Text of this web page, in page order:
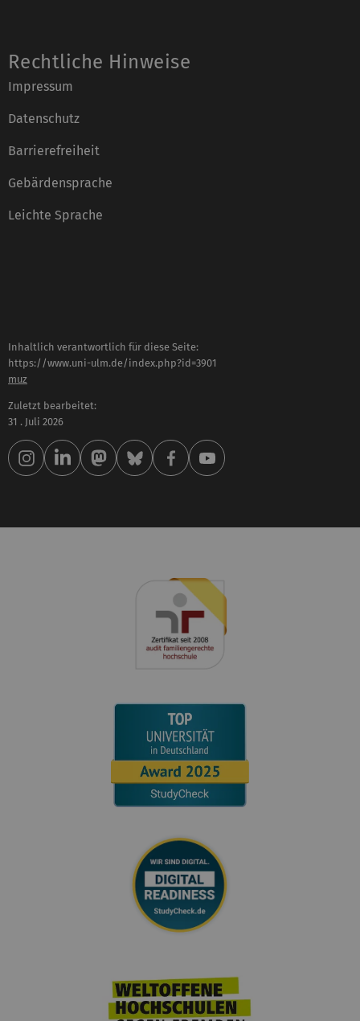
Rechtliche Hinweise
Impressum
Datenschutz
Barrierefreiheit
Gebärdensprache
Leichte Sprache
Inhaltlich verantwortlich für diese Seite:
https://www.uni-ulm.de/index.php?id=3901
muz
Zuletzt bearbeitet:
31 . Juli 2026